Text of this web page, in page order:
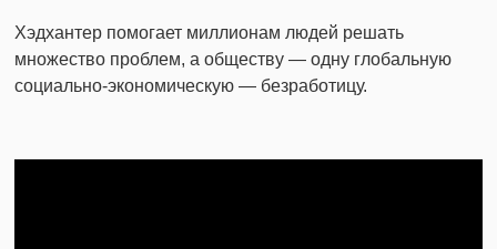
Хэдхантер помогает миллионам людей решать
множество проблем, а обществу — одну глобальную
социально-экономическую — безработицу.